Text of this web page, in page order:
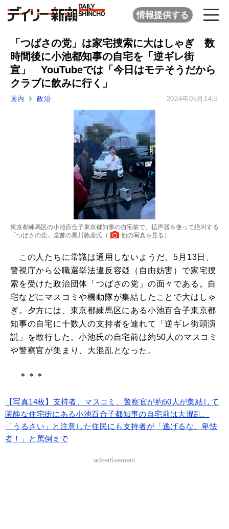
情報提供する
「つばさの党」は家宅捜索に大はしゃぎ 数
時間後に小池都知事の自宅を「逆ギレ街
宣」 YouTubeでは「今日はモテそうだから
クラブに飲みに行く」
国内 政治 2024年05月14日
東京都練馬区の小池百合子東京都知事の自宅前で、拡声器を使って絶叫する
「つばさの党」党首の黒川敦彦氏（
他の写真を見る ）
この人たちに常識は通用しないようだ。5月13日、
警視庁から公職選挙法違反容疑（自由妨害）で家宅捜
索を受けた政治団体「つばさの党」の面々である。自
宅などにマスコミや機動隊が集結したことで大はしゃ
ぎ。夕方には、東京都練馬区にある小池百合子東京都
知事の自宅に十数人の支持者を連れて「逆ギレ街頭演
説」を敢行した。小池氏の自宅前は約50人のマスコミ
や警察官が集まり、大混乱となった。
＊＊＊
【写真14枚】支持者、マスコミ、警察官が約50人が集結して
閑静な住宅街にある小池百合子都知事の自宅前は大混乱。
「うるさい」と注意した住民にも支持者が「逃げるな、卑怯
者！」と罵倒まで
advertisement